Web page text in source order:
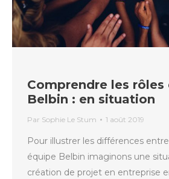
Comprendre les rôles
Belbin : en situation
Par Sophie Le Stum 1 août 2019
Pour illustrer les différences
équipe Belbin imaginons une
création de projet en entreprise